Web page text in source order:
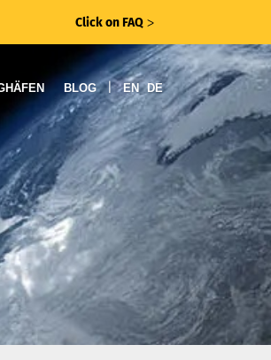
Click on FAQ ᐳ
BLOG | EN DE